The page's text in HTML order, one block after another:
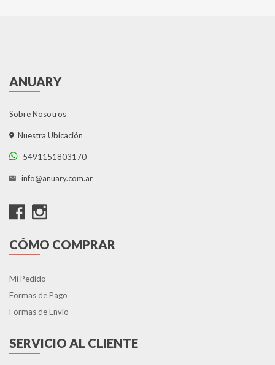
ANUARY
Sobre Nosotros
Nuestra Ubicación
5491151803170
info@anuary.com.ar
CÓMO COMPRAR
Mi Pedido
Formas de Pago
Formas de Envío
SERVICIO AL CLIENTE